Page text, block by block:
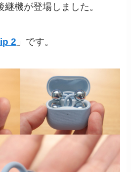
機が登場しました。
2 」です。